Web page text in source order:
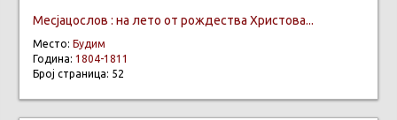
Месјацослов : на лето от рождества Христова...
Место: Будим
Година: 1804-1811
Број страница: 52